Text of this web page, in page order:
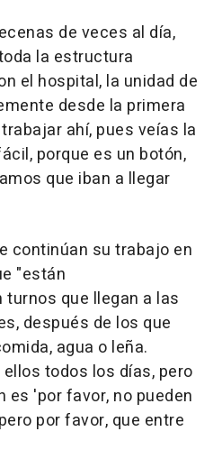
de veces al día,
la estructura
el hospital, la unidad de
desde la primera
ahí, pues veías la
porque es un botón,
que iban a llegar
continúan su trabajo en
"están
que llegan a las
después de los que
agua o leña.
todos los días, pero
es 'por favor, no pueden
por favor, que entre